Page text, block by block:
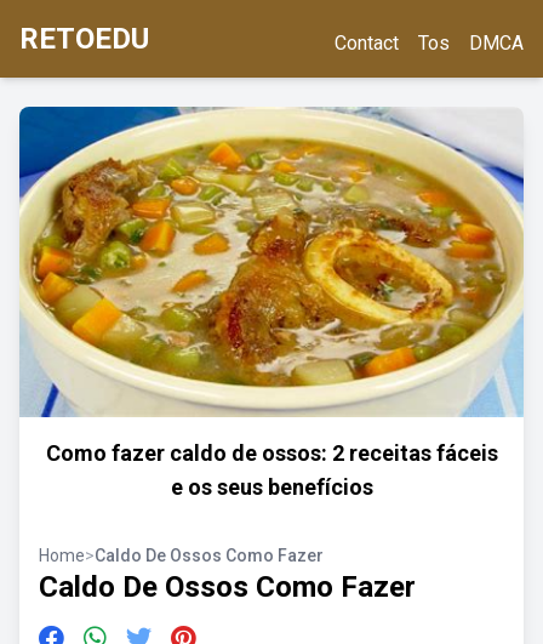
RETOEDU Contact Tos DMCA
Como fazer caldo de ossos: 2 receitas fáceis
e os seus benefícios
Home>Caldo De Ossos Como Fazer
Caldo De Ossos Como Fazer